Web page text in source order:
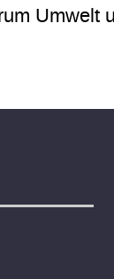
Umwelt